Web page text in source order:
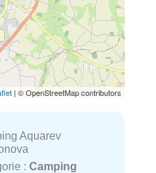
| © OpenStreetMap contributors
Aquarev
: Camping